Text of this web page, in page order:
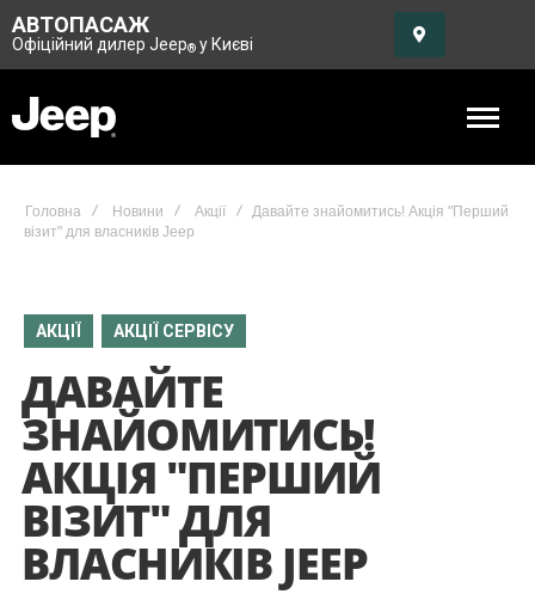
АВТОПАСАЖ
Офіційний дилер Jeep® у Києві
Головна Новини Акції
Давайте знайомитись! Акція "Перший
візит" для власників Jeep
АКЦІЇ АКЦІЇ СЕРВІСУ
ДАВАЙТЕ
ЗНАЙОМИТИСЬ!
АКЦІЯ "ПЕРШИЙ
ВІЗИТ" ДЛЯ
ВЛАСНИКІВ JEEP